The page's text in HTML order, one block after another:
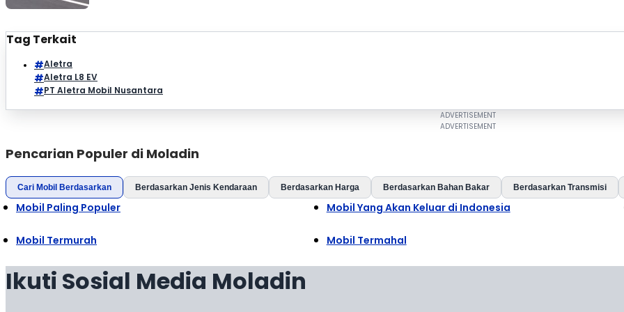
Tag Terkait
Aletra
Aletra L8 EV
PT Aletra Mobil Nusantara
Pencarian Populer di Moladin
Cari Mobil Berdasarkan Berdasarkan Jenis Kendaraan Berdasarkan Harga Berdasarkan Bahan Bakar Berdasarkan Transmisi
Mobil Paling Populer Mobil Yang Akan Keluar di Indonesia
Mobil Termurah Mobil Termahal
Ikuti Sosial Media Moladin